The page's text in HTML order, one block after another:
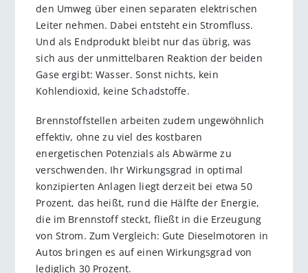
den Umweg über einen separaten elektrischen
Leiter nehmen. Dabei entsteht ein Stromfluss.
Und als Endprodukt bleibt nur das übrig, was
sich aus der unmittelbaren Reaktion der beiden
Gase ergibt: Wasser. Sonst nichts, kein
Kohlendioxid, keine Schadstoffe.
Brennstoffstellen arbeiten zudem ungewöhnlich
effektiv, ohne zu viel des kostbaren
energetischen Potenzials als Abwärme zu
verschwenden. Ihr Wirkungsgrad in optimal
konzipierten Anlagen liegt derzeit bei etwa 50
Prozent, das heißt, rund die Hälfte der Energie,
die im Brennstoff steckt, fließt in die Erzeugung
von Strom. Zum Vergleich: Gute Dieselmotoren in
Autos bringen es auf einen Wirkungsgrad von
lediglich 30 Prozent.